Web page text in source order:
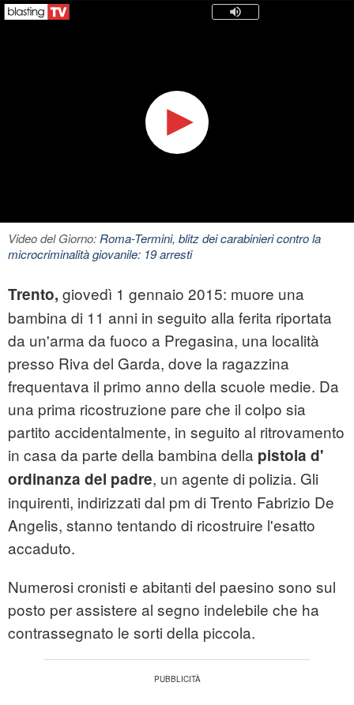
Video del Giorno:Roma-Termini, blitz dei carabinieri contro la
microcriminalità giovanile: 19 arresti
Trento, giovedì 1 gennaio 2015: muore una
bambina di 11 anni in seguito alla ferita riportata
da un'arma da fuoco a Pregasina, una località
presso Riva del Garda, dove la ragazzina
frequentava il primo anno della scuole medie. Da
una prima ricostruzione pare che il colpo sia
partito accidentalmente, in seguito al ritrovamento
in casa da parte della bambina della pistola d'
ordinanza del padre, un agente di polizia. Gli
inquirenti, indirizzati dal pm di Trento Fabrizio De
Angelis, stanno tentando di ricostruire l'esatto
accaduto.
Numerosi cronisti e abitanti del paesino sono sul
posto per assistere al segno indelebile che ha
contrassegnato le sorti della piccola.